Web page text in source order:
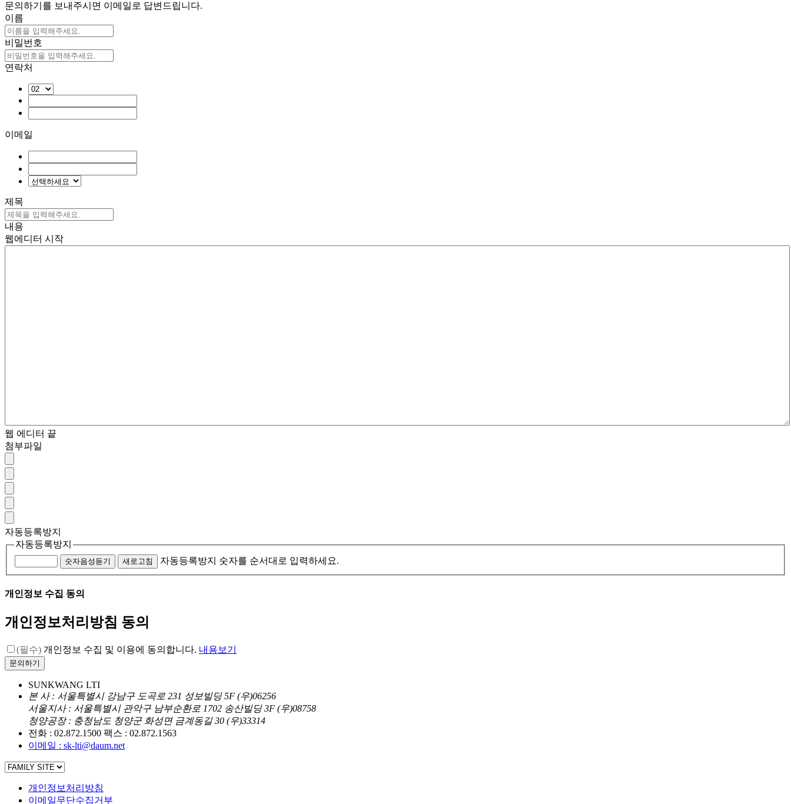
문의하기를 보내주시면 이메일로 답변드립니다.
이름
비밀번호
연락처
이메일
제목
내용
웹에디터 시작
웹 에디터 끝
첨부파일
자동등록방지
자동등록방지
숫자음성듣기 새로고침 자동등록방지 숫자를 순서대로 입력하세요.
개인정보 수집 동의
개인정보처리방침 동의
(필수) 개인정보 수집 및 이용에 동의합니다. 내용보기
SUNKWANG LTI
본 사 : 서울특별시 강남구 도곡로 231 성보빌딩 5F (우)06256
서울지사 : 서울특별시 관악구 남부순환로 1702 송산빌딩 3F (우)08758
청양공장 : 충청남도 청양군 화성면 금계동길 30 (우)33314
전화 : 02.872.1500 팩스 : 02.872.1563
이메일 : sk-lti@daum.net
개인정보처리방침
이메일무단수집거부